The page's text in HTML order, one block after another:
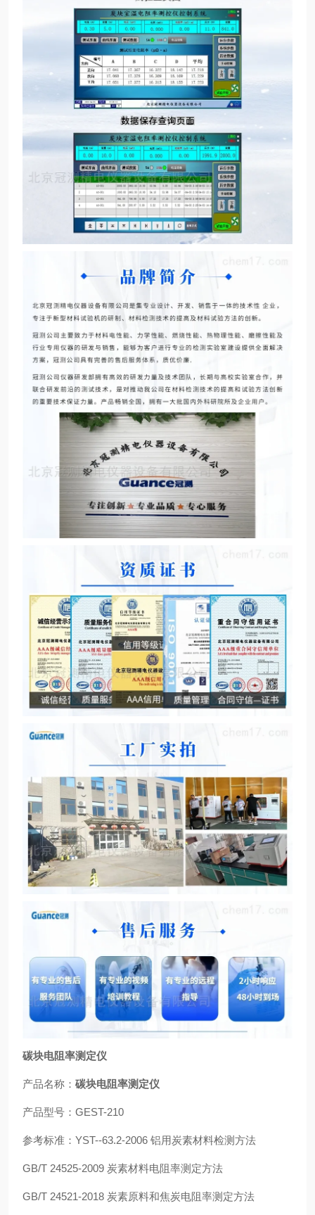
碳块电阻率测定仪
产品名称： 碳块电阻率测定仪
产品型号：GEST-210
参考标准：YST--63.2-2006 铝用炭素材料检测方法
GB/T 24525-2009 炭素材料电阻率测定方法
GB/T 24521-2018 炭素原料和焦炭电阻率测定方法